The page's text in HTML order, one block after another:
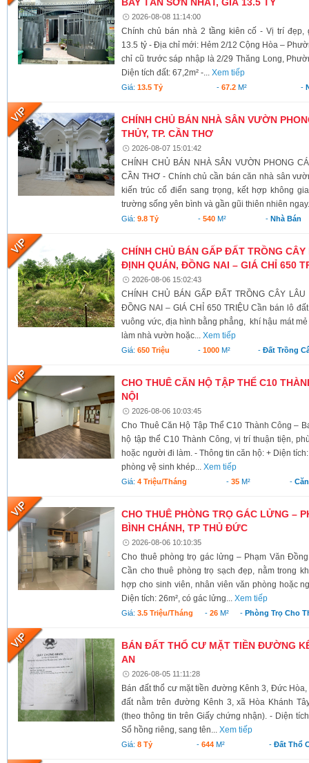
2026-08-08 11:14:00
Chính chủ bán nhà 2 tầng kiên cố - Vị trí đẹp,
13.5 tỷ - Địa chỉ mới: Hẻm 2/12 Cộng Hòa –
chỉ cũ trước sáp nhập là 2/29 Thăng Long,
Diện tích đất: 67,2m² -...Xem tiếp
Giá:13.5 Tỷ -67.2 M² -
CHÍNH CHỦ BÁN NHÀ SÂN VƯỜN
THỦY, TP. CẦN THƠ
2026-08-07 15:01:42
CHÍNH CHỦ BÁN NHÀ SÂN VƯỜN PHONG
CẦN THƠ - Chính chủ cần bán căn nhà sân
kiến trúc cổ điển sang trọng, kết hợp không
trường sống yên bình và gần gũi thiên nhiên
Giá:9.8 Tỷ -540 M² - Nhà Bán
CHÍNH CHỦ BÁN GẤP ĐẤT TRỒNG
ĐỊNH QUÁN, ĐỒNG NAI – GIÁ CHỈ 650
2026-08-06 15:02:43
CHÍNH CHỦ BÁN GẤP ĐẤT TRỒNG CÂY LÂU
ĐỒNG NAI – GIÁ CHỈ 650 TRIỆU Cần bán lô
vuông vức, địa hình bằng phẳng, khí hậu mát
làm nhà vườn hoặc...Xem tiếp
Giá:650 Triệu - 1000M² -Đất Trồng
CHO THUÊ CĂN HỘ TẬP THỂ C10
NỘI
2026-08-06 10:03:45
Cho Thuê Căn Hộ Tập Thể C10 Thành Công –
hộ tập thể C10 Thành Công, vị trí thuận tiện,
hoặc người đi làm. - Thông tin căn hộ: + Diện
phòng vệ sinh khép...Xem tiếp
Giá:4 Triệu/tháng -35 M² -
CHO THUÊ PHÒNG TRỌ GÁC LỬNG –
BÌNH CHÁNH, TP THỦ ĐỨC
2026-08-06 10:10:35
Cho thuê phòng trọ gác lửng – Phạm Văn
Cần cho thuê phòng trọ sạch đẹp, nằm trong
hợp cho sinh viên, nhân viên văn phòng hoặc
Diện tích: 26m², có gác lửng...Xem tiếp
Giá:3.5 Triệu/tháng - 26M² -Phòng Trọ Cho
BÁN ĐẤT THỔ CƯ MẶT TIỀN ĐƯỜNG
AN
2026-08-05 11:11:28
Bán đất thổ cư mặt tiền đường Kênh 3, Đức
đất nằm trên đường Kênh 3, xã Hòa Khánh
(theo thông tin trên Giấy chứng nhận). - Diện
Sổ hồng riêng, sang tên...Xem tiếp
Giá:8 Tỷ -644 M² - Đất Thổ